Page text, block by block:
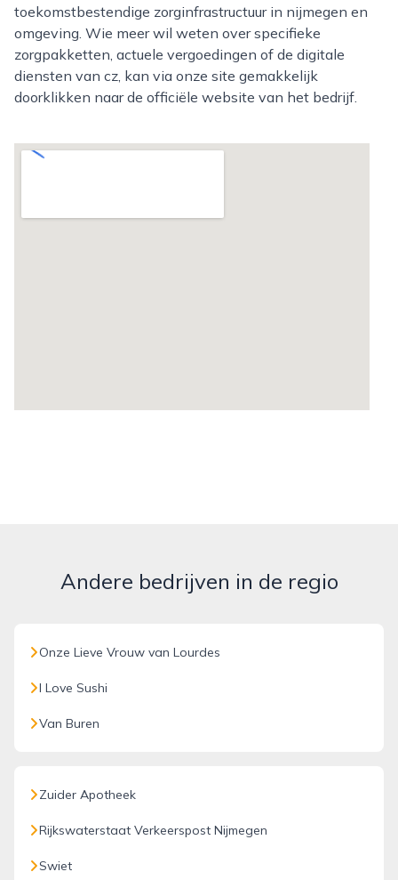
toekomstbestendige zorginfrastructuur in nijmegen en
omgeving. Wie meer wil weten over specifieke
zorgpakketten, actuele vergoedingen of de digitale
diensten van cz, kan via onze site gemakkelijk
doorklikken naar de officiële website van het bedrijf.
Andere bedrijven in de regio
Onze Lieve Vrouw van Lourdes
I Love Sushi
Van Buren
Zuider Apotheek
Rijkswaterstaat Verkeerspost Nijmegen
Swiet